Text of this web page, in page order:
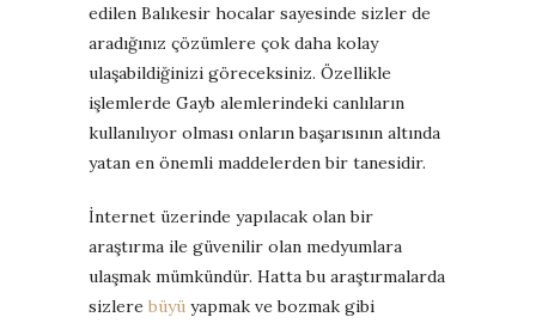
edilen Balıkesir hocalar sayesinde sizler de
aradığınız çözümlere çok daha kolay
ulaşabildiğinizi göreceksiniz. Özellikle
işlemlerde Gayb alemlerindeki canlıların
kullanılıyor olması onların başarısının altında
yatan en önemli maddelerden bir tanesidir.
İnternet üzerinde yapılacak olan bir
araştırma ile güvenilir olan medyumlara
ulaşmak mümkündür. Hatta bu araştırmalarda
sizlere büyü yapmak ve bozmak gibi